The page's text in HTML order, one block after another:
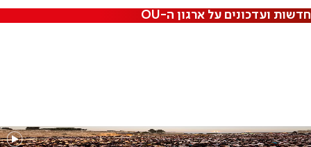
חדשות ועדכונים על ארגון ה-OU